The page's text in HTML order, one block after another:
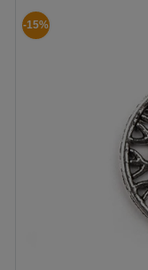
-15%